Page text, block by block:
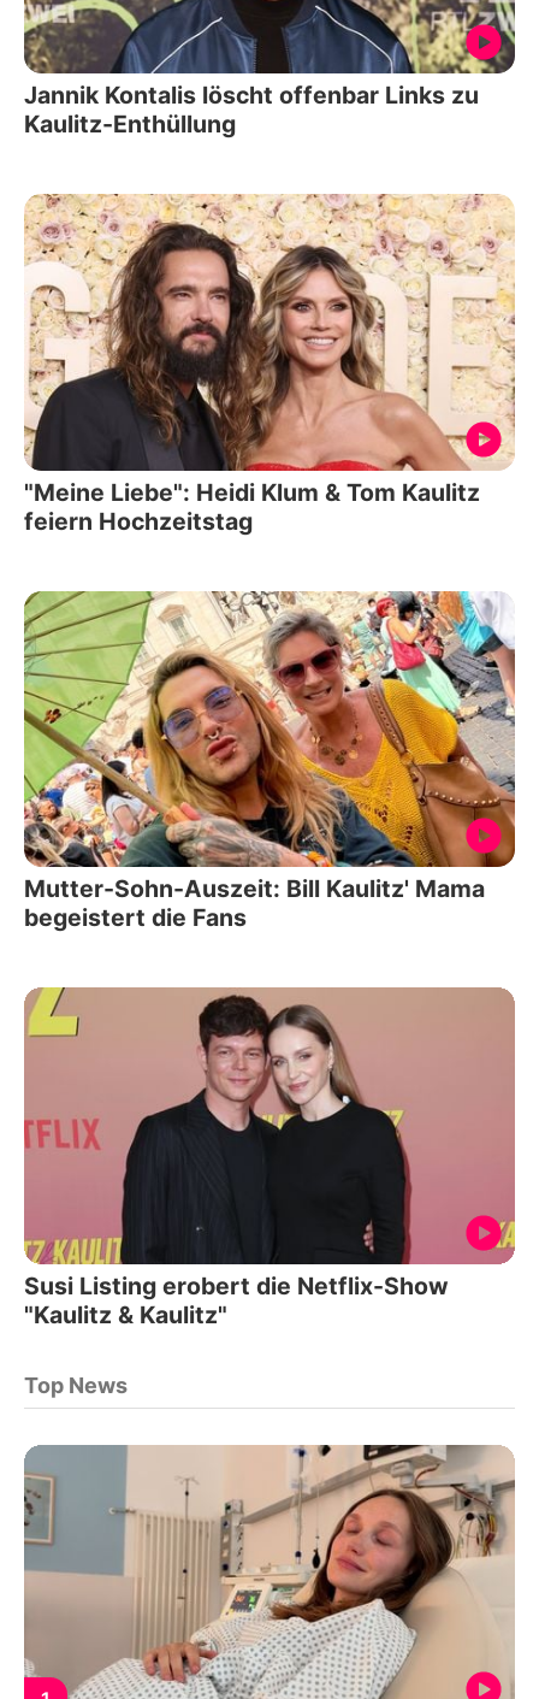
Jannik Kontalis löscht offenbar Links zu
Kaulitz-Enthüllung
"Meine Liebe": Heidi Klum & Tom Kaulitz
feiern Hochzeitstag
Mutter-Sohn-Auszeit: Bill Kaulitz' Mama
begeistert die Fans
Susi Listing erobert die Netflix-Show
"Kaulitz & Kaulitz"
Top News